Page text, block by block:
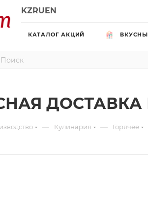
KZRUEN
КАТАЛОГ АКЦИЙ
ДОСТАВКА
— Кулинария — Горячее